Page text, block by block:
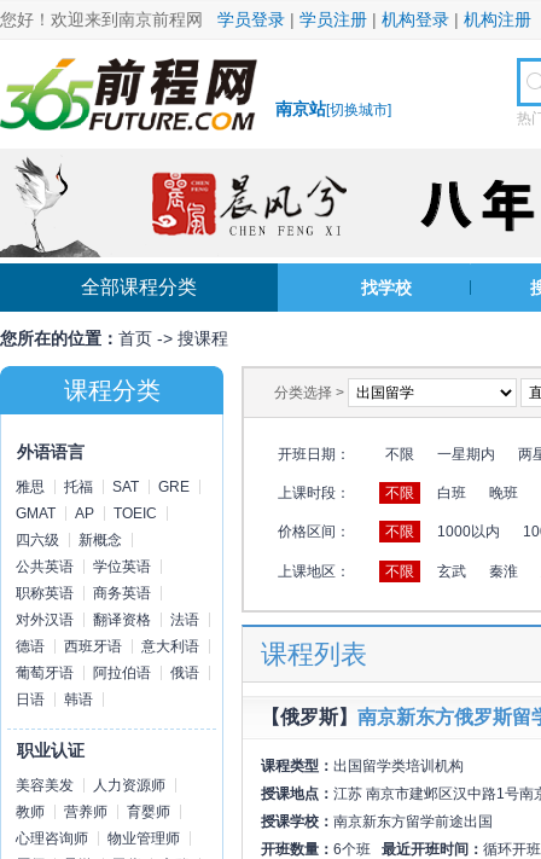
您好！欢迎来到南京前程网 学员登录 | 学员注册 | 机构登录 | 机构注册
南京站[切换城市] 热
全部课程分类 找学校
您所在的位置： 首页 -> 搜课程
课程分类
外语语言
雅思 托福 SAT
GRE
GMAT
AP
TOEIC
四六级
新概念
公共英语
学位英语
职称英语
商务英语
对外汉语
翻译资格
法语
德语
西班牙语
意大利语
葡萄牙语
阿拉伯语
俄语
日语
韩语
职业认证
美容美发
人力资源师
教师
营养师
育婴师
心理咨询师
物业管理师
分类选择 >
开班日期： 不限 一星期内 两
上课时段： 不限 白班 晚班
价格区间： 不限 1000以内
上课地区： 不限 玄武 秦淮
课程列表
【俄罗斯】 南京新东方俄罗斯留
课程类型： 出国留学类培训机构
授课地点： 江苏 南京市建邺区汉中路1号南
授课学校： 南京新东方留学前途出国
开班数量： 6个班 最近开班时间： 循环开班